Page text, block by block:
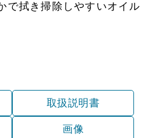
で拭き掃除しやすいオイル
取扱説明書
画像